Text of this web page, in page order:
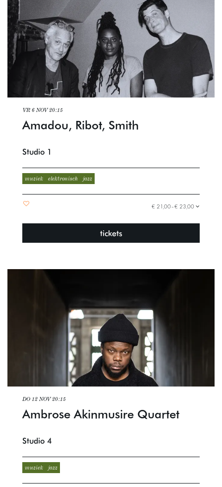
Amadou, Ribot, Smith
VR 6 NOV 20:15
Studio 1
muziek elektronisch jazz
€ 21,00–€ 23,00
tickets
Ambrose Akinmusire Quartet
DO 12 NOV 20:15
Studio 4
muziek jazz